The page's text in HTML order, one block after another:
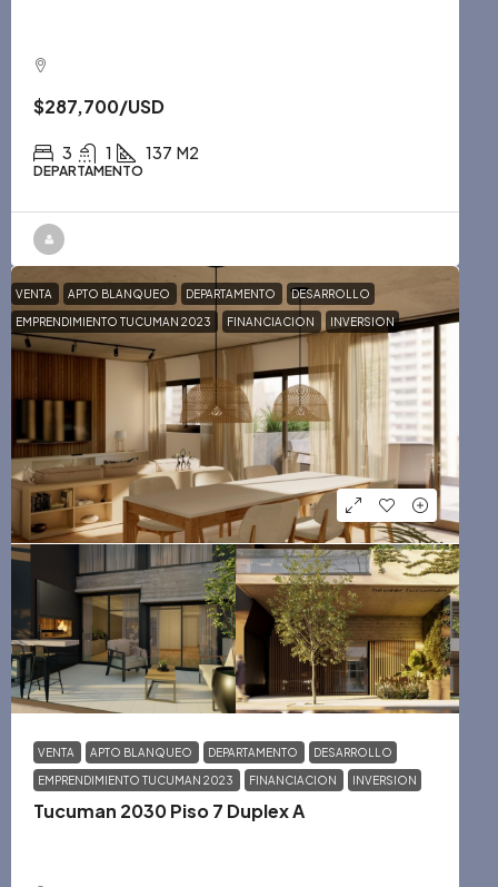
$287,700/USD
3 1 137 M2
DEPARTAMENTO
VENTA APTO BLANQUEO DEPARTAMENTO DESARROLLO
EMPRENDIMIENTO TUCUMAN 2023 FINANCIACION INVERSION
VENTA APTO BLANQUEO DEPARTAMENTO DESARROLLO
EMPRENDIMIENTO TUCUMAN 2023 FINANCIACION INVERSION
Tucuman 2030 Piso 7 Duplex A